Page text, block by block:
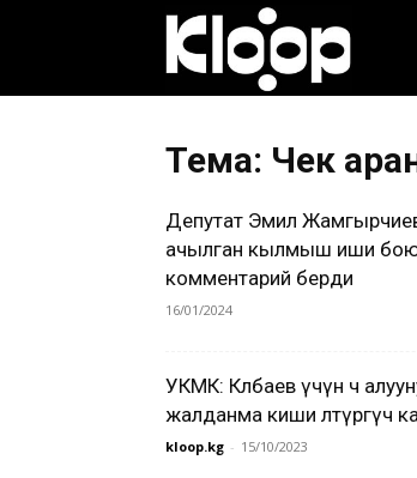
Тема: Чек
Депутат Эмил Жамгырчиев
ачылган кылмыш иши
комментарий берди
16/01/2024
УКМК: Көлбаев үчүн өч алууну
жалданма киши өлтүргүч
kloop.kg - 15/10/2023